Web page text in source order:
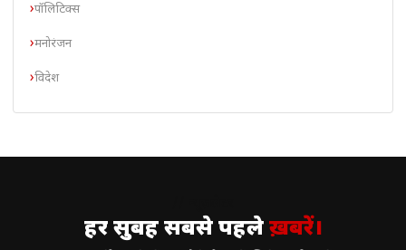
पॉलिटिक्स
मनोरंजन
विदेश
हर सुबह सबसे पहलेख़बरें।